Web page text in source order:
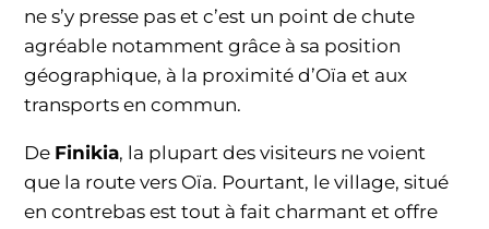
ne s’y presse pas et c’est un point de chute
agréable notamment grâce à sa position
géographique, à la proximité d’Oïa et aux
transports en commun.
De Finikia, la plupart des visiteurs ne voient
que la route vers Oïa. Pourtant, le village, situé
en contrebas est tout à fait charmant et offre